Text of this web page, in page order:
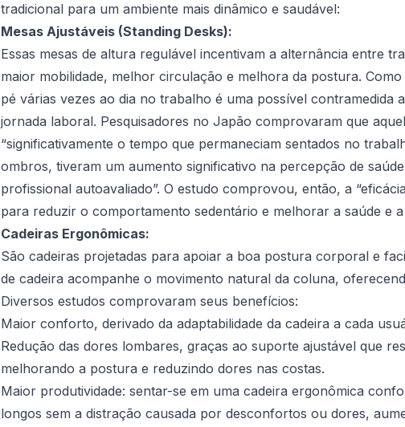
tradicional para um ambiente mais dinâmico e saudável:
Mesas Ajustáveis (Standing Desks):
Essas mesas de altura regulável incentivam a alternância entre
maior mobilidade, melhor circulação e melhora da postura.
pé várias vezes ao dia no trabalho é uma possível contramedida
jornada laboral. Pesquisadores no Japão comprovaram que
“significativamente o tempo que permaneciam sentados no
ombros, tiveram um aumento significativo na percepção de
profissional autoavaliado”. O estudo comprovou, então, a
para reduzir o comportamento sedentário e melhorar a saúde e
Cadeiras Ergonômicas:
São cadeiras projetadas para apoiar a boa postura corporal e
de cadeira acompanhe o movimento natural da coluna,
Diversos estudos comprovaram seus benefícios:
Maior conforto, derivado da adaptabilidade da cadeira a cada
Redução das dores lombares, graças ao suporte ajustável que
melhorando a postura e reduzindo dores nas costas.
Maior produtividade: sentar-se em uma cadeira ergonômica
longos sem a distração causada por desconfortos ou dores,